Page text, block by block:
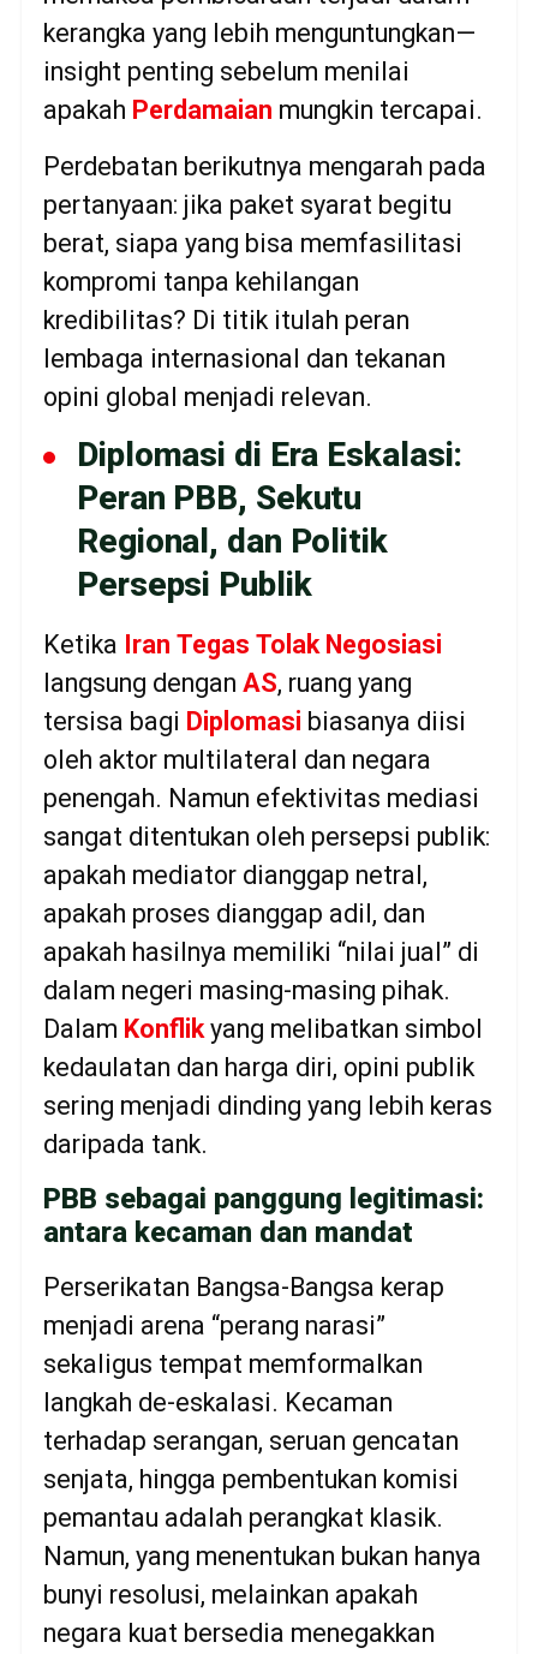
kerangka yang lebih menguntungkan—
insight penting sebelum menilai
apakah Perdamaian mungkin tercapai.
Perdebatan berikutnya mengarah pada
pertanyaan: jika paket syarat begitu
berat, siapa yang bisa memfasilitasi
kompromi tanpa kehilangan
kredibilitas? Di titik itulah peran
lembaga internasional dan tekanan
opini global menjadi relevan.
Diplomasi di Era Eskalasi:
Peran PBB, Sekutu
Regional, dan Politik
Persepsi Publik
Ketika Iran Tegas Tolak Negosiasi
langsung dengan AS, ruang yang
tersisa bagi Diplomasi biasanya diisi
oleh aktor multilateral dan negara
penengah. Namun efektivitas mediasi
sangat ditentukan oleh persepsi publik:
apakah mediator dianggap netral,
apakah proses dianggap adil, dan
apakah hasilnya memiliki “nilai jual” di
dalam negeri masing-masing pihak.
Dalam Konflikyang melibatkan simbol
kedaulatan dan harga diri, opini publik
sering menjadi dinding yang lebih keras
daripada tank.
PBB sebagai panggung legitimasi:
antara kecaman dan mandat
Perserikatan Bangsa-Bangsa kerap
menjadi arena “perang narasi”
sekaligus tempat memformalkan
langkah de-eskalasi. Kecaman
terhadap serangan, seruan gencatan
senjata, hingga pembentukan komisi
pemantau adalah perangkat klasik.
Namun, yang menentukan bukan hanya
bunyi resolusi, melainkan apakah
negara kuat bersedia menegakkan